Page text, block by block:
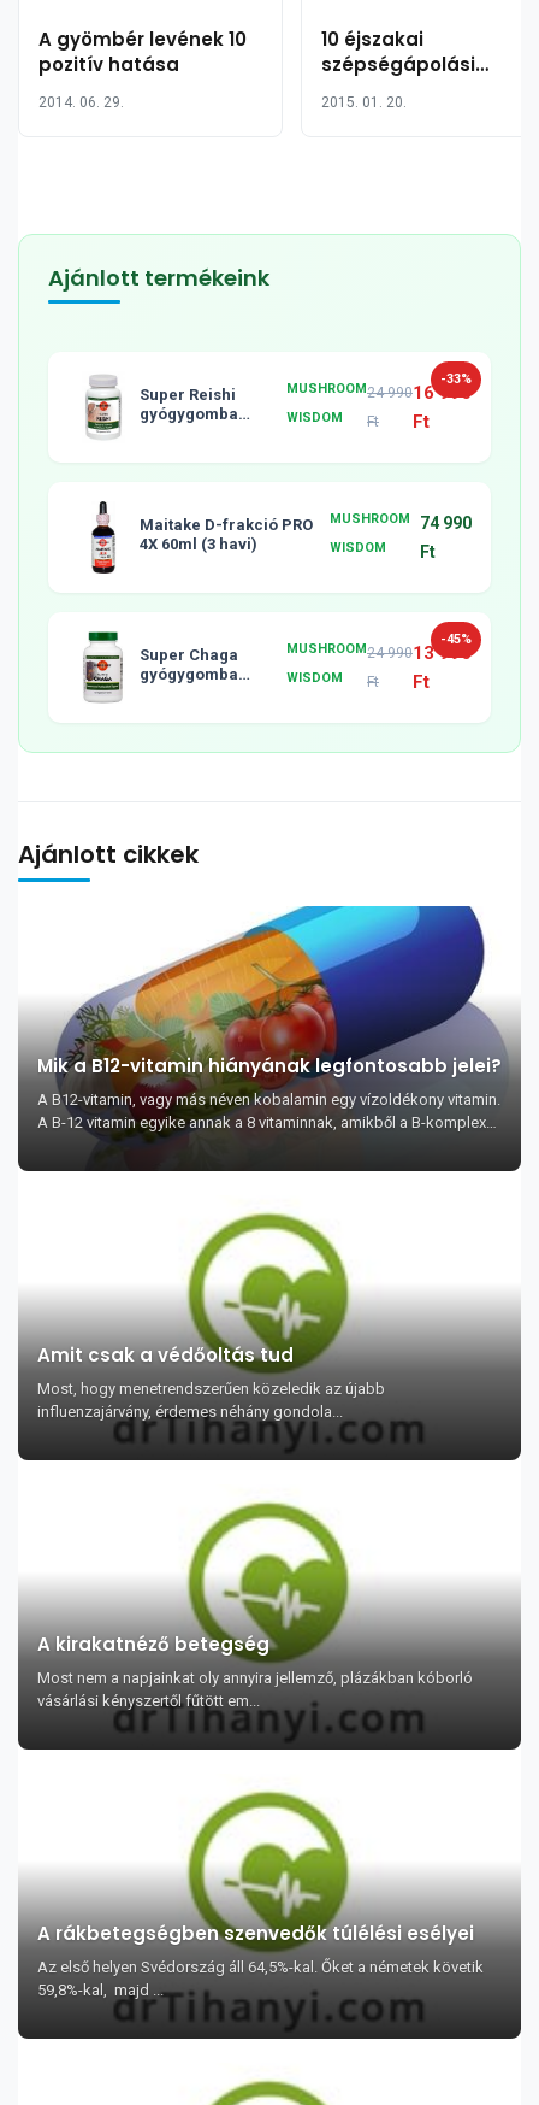
A gyömbér levének 10
pozitív hatása
2014. 06. 29.
10 éjszakai
szépségápolási
2015. 01. 20.
Ajánlott termékeink
-33%
Super Reishi
gyógygomba
MUSHROOM
WISDOM
24 990
Ft
16 990
Ft
Maitake D-frakció PRO
4X 60ml (3 havi)
MUSHROOM
WISDOM
74 990
Ft
-45%
Super Chaga
gyógygomba
MUSHROOM
WISDOM
24 990
Ft
13 990
Ft
Ajánlott cikkek
Mik a B12-vitamin hiányának legfontosabb jelei?
A B12-vitamin, vagy más néven kobalamin egy vízoldékony vitamin.
A B-12 vitamin egyike annak a 8 vitaminnak, amikből a B-komplex
Amit csak a védőoltás tud
Most, hogy menetrendszerűen közeledik az újabb
influenzajárvány, érdemes néhány gondola...
A kirakatnéző betegség
Most nem a napjainkat oly annyira jellemző, plázákban kóborló
vásárlási kényszertől fűtött em...
A rákbetegségben szenvedők túlélési esélyei
Az első helyen Svédország áll 64,5%-kal. Őket a németek követik
59,8%-kal, majd ...